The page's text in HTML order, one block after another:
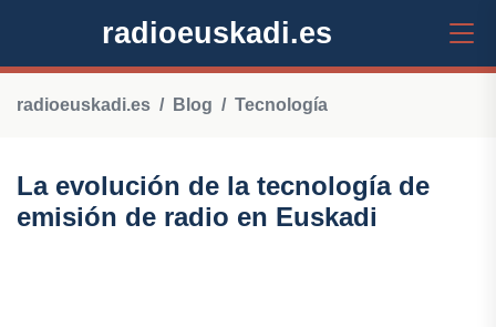
radioeuskadi.es
radioeuskadi.es Blog Tecnología
La evolución de la tecnología de
emisión de radio en Euskadi